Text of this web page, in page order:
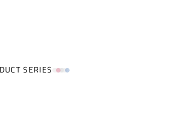
SERIES